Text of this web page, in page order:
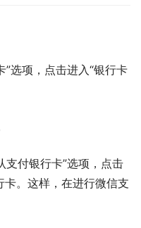
”选项，点击进入“银行卡
支付银行卡”选项，点击
。这样，在进行微信支